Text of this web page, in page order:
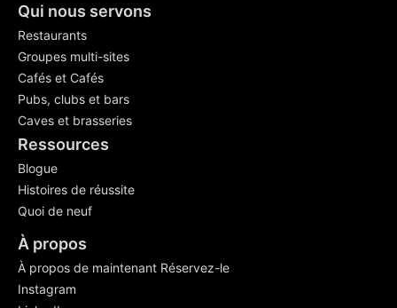
Qui nous servons
Restaurants
Groupes multi-sites
Cafés et Cafés
Pubs, clubs et bars
Caves et brasseries
Ressources
Blogue
Histoires de réussite
Quoi de neuf
À propos
À propos de maintenant Réservez-le
Instagram